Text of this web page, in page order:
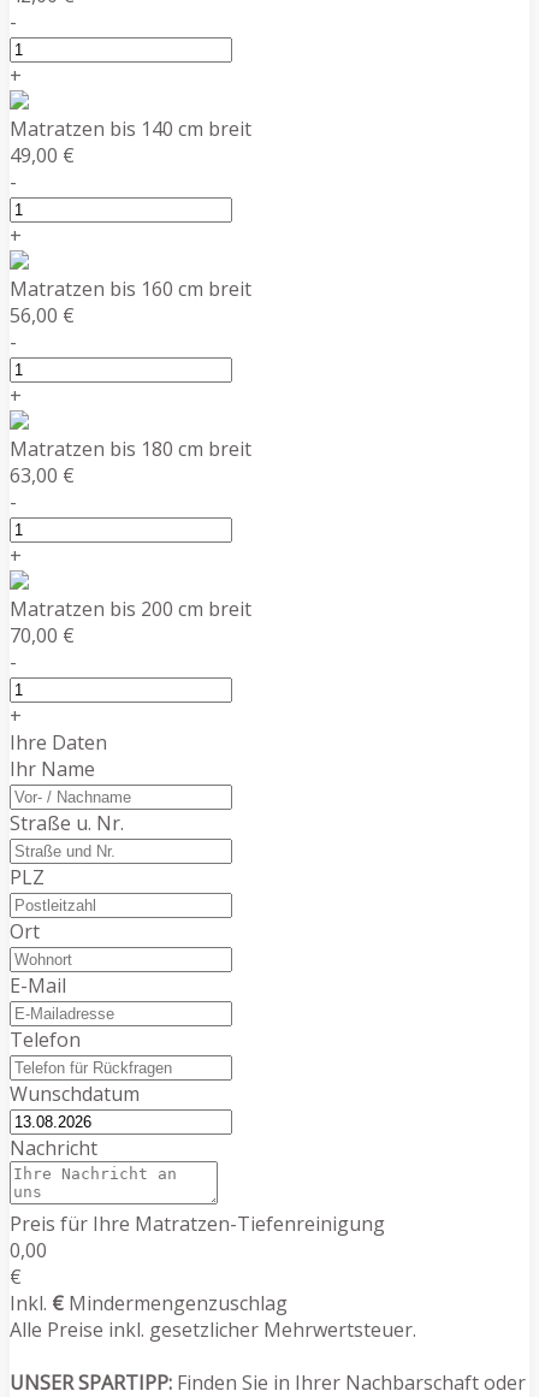
-
+
Matratzen bis 140 cm breit
49,00 €
-
+
Matratzen bis 160 cm breit
56,00 €
-
+
Matratzen bis 180 cm breit
63,00 €
-
+
Matratzen bis 200 cm breit
70,00 €
-
+
Ihre Daten
Ihr Name
Straße u. Nr.
PLZ
Ort
E-Mail
Telefon
Wunschdatum
Nachricht
Preis für Ihre Matratzen-Tiefenreinigung
0,00
€
Inkl. € Mindermengenzuschlag
Alle Preise inkl. gesetzlicher Mehrwertsteuer.
UNSER SPARTIPP: Finden Sie in Ihrer Nachbarschaft oder